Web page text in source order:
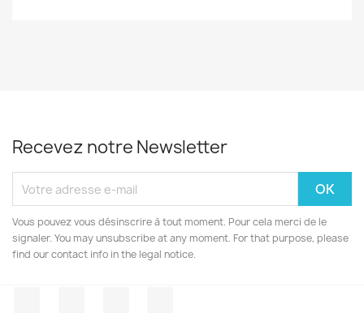
Recevez notre Newsletter
Vous pouvez vous désinscrire à tout moment. Pour cela merci de le
signaler. You may unsubscribe at any moment. For that purpose, please
find our contact info in the legal notice.